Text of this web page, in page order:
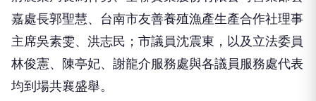
嘉處長郭聖慧、台南市友善養殖漁產生產合作社理事
主席吳素雯、洪志民；市議員沈震東，以及立法委員
林俊憲、陳亭妃、謝龍介服務處與各議員服務處代表
均到場共襄盛舉。